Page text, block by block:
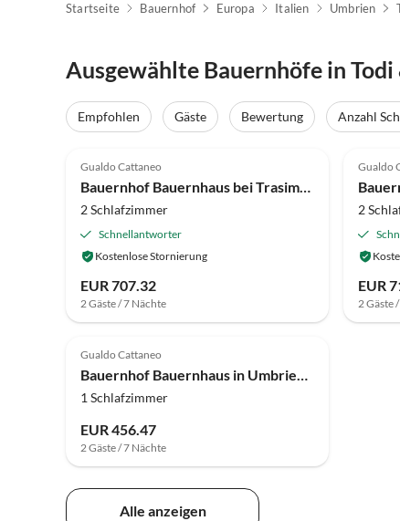
Startseite Bauernhof Europa Italien Umbrien
Ausgewählte Bauernhöfe in Todi
Empfohlen Gäste Bewertung Anzahl
Gualdo Cattaneo
Bauernhof Bauernhaus bei Trasimeno-See
2 Schlafzimmer
Schnellantworter
Kostenlose Stornierung
EUR 707.32
2 Gäste / 7 Nächte
Gualdo
2
EUR
2 Gäste
4.0 (9)
Gualdo Cattaneo
Bauernhof Bauernhaus in Umbrien am Trasimeno-See
1 Schlafzimmer
EUR 456.47
2 Gäste / 7 Nächte
Alle anzeigen